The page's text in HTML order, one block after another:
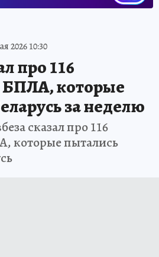
2026 10:30
про 116
которые
за неделю
сказал про 116
которые пытались